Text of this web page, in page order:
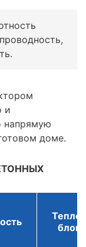
и
напрямую
доме.
блока